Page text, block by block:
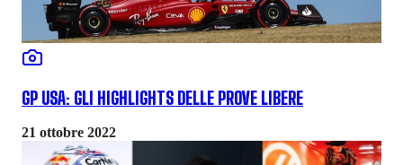
GP USA: GLI HIGHLIGHTS DELLE PROVE LIBERE
21 ottobre 2022